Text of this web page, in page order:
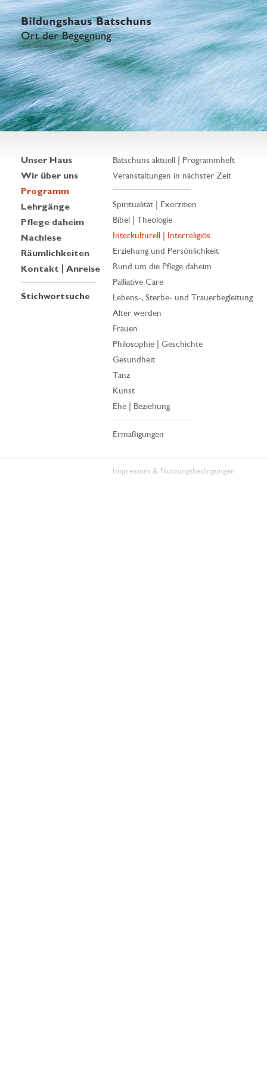
Unser Haus
Wir über uns
Programm
Lehrgänge
Pflege daheim
Nachlese
Räumlichkeiten
Kontakt | Anreise
Stichwortsuche
Batschuns aktuell | Programmheft
Veranstaltungen in nächster Zeit
Spiritualität | Exerzitien
Bibel | Theologie
Interkulturell | Interreligiös
Erziehung und Persönlichkeit
Rund um die Pflege daheim
Palliative Care
Lebens-, Sterbe- und Trauerbegleitung
Älter werden
Frauen
Philosophie | Geschichte
Gesundheit
Tanz
Kunst
Ehe | Beziehung
Ermäßigungen
Impressum & Nutzungsbedingungen